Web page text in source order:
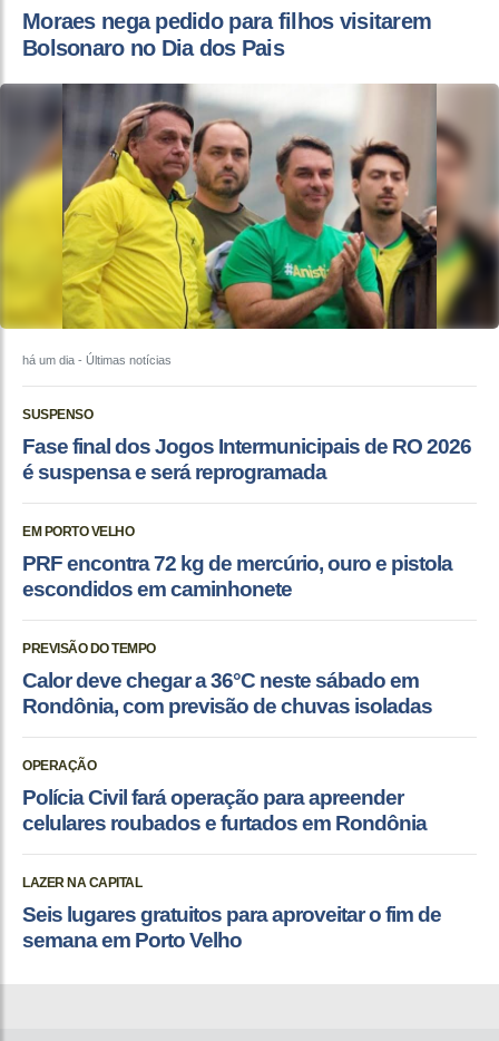
Moraes nega pedido para filhos visitarem
Bolsonaro no Dia dos Pais
há um dia - Últimas notícias
SUSPENSO
Fase final dos Jogos Intermunicipais de RO 2026
é suspensa e será reprogramada
EM PORTO VELHO
PRF encontra 72 kg de mercúrio, ouro e pistola
escondidos em caminhonete
PREVISÃO DO TEMPO
Calor deve chegar a 36°C neste sábado em
Rondônia, com previsão de chuvas isoladas
OPERAÇÃO
Polícia Civil fará operação para apreender
celulares roubados e furtados em Rondônia
LAZER NA CAPITAL
Seis lugares gratuitos para aproveitar o fim de
semana em Porto Velho